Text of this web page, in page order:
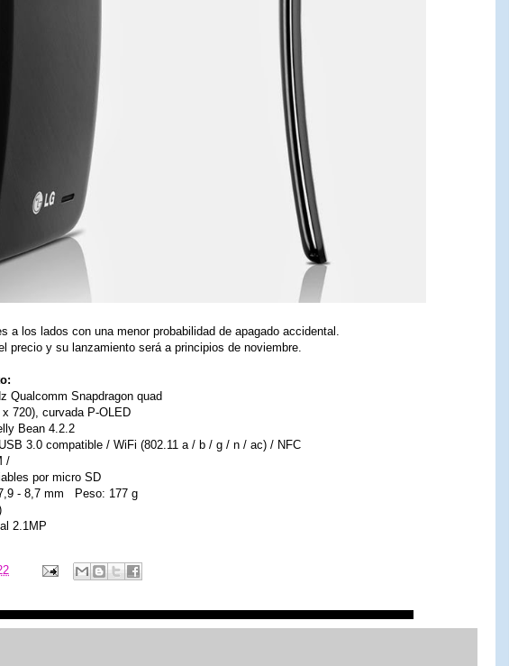
a los lados con una menor probabilidad de apagado accidental.
precio y su lanzamiento será a principios de noviembre.
Qualcomm Snapdragon quad
x 720), curvada P-OLED
Bean 4.2.2
3.0 compatible / WiFi (802.11 a / ​​b / g / n / ac) / NFC
/
por micro SD
- 8,7 mm Peso: 177 g
2.1MP